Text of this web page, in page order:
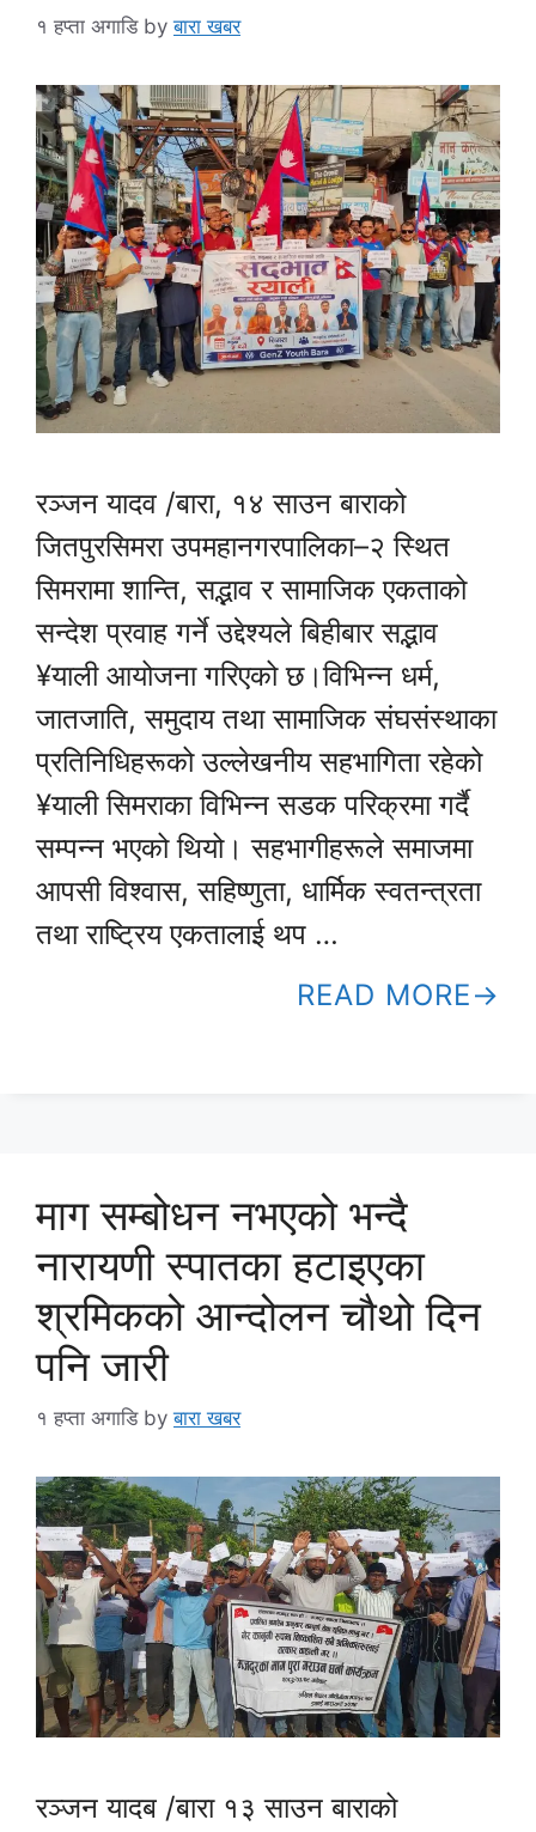
१ हप्ता अगाडि byबारा खबर
रञ्जन यादव /बारा, १४ साउन बाराको
जितपुरसिमरा उपमहानगरपालिका–२ स्थित
सिमरामा शान्ति, सद्भाव र सामाजिक एकताको
सन्देश प्रवाह गर्ने उद्देश्यले बिहीबार सद्भाव
¥याली आयोजना गरिएको छ।विभिन्न धर्म,
जातजाति, समुदाय तथा सामाजिक संघसंस्थाका
प्रतिनिधिहरूको उल्लेखनीय सहभागिता रहेको
¥याली सिमराका विभिन्न सडक परिक्रमा गर्दै
सम्पन्न भएको थियो। सहभागीहरूले समाजमा
आपसी विश्वास, सहिष्णुता, धार्मिक स्वतन्त्रता
तथा राष्ट्रिय एकतालाई थप …
READ MORE
माग सम्बोधन नभएको भन्दै
नारायणी स्पातका हटाइएका
श्रमिकको आन्दोलन चौथो दिन
पनि जारी
१ हप्ता अगाडि byबारा खबर
रञ्जन यादब /बारा १३ साउन बाराको